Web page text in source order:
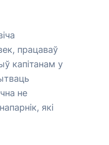
працаваў
капітанам у
не
які